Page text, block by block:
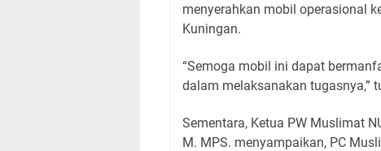
menyerahkan mobil operasional
Kuningan.
“Semoga mobil ini dapat
dalam melaksanakan tugasnya,”
Sementara, Ketua PW Muslimat
M. MPS. menyampaikan, PC